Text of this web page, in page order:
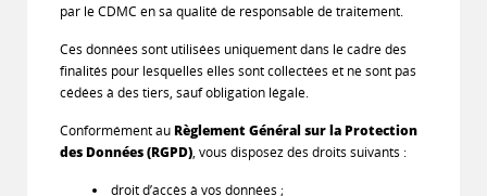
par le CDMC en sa qualité de responsable de traitement.
Ces données sont utilisées uniquement dans le cadre des
finalités pour lesquelles elles sont collectées et ne sont pas
cédées à des tiers, sauf obligation légale.
Conformément au Règlement Général sur la Protection
des Données (RGPD), vous disposez des droits suivants :
droit d’accès à vos données ;